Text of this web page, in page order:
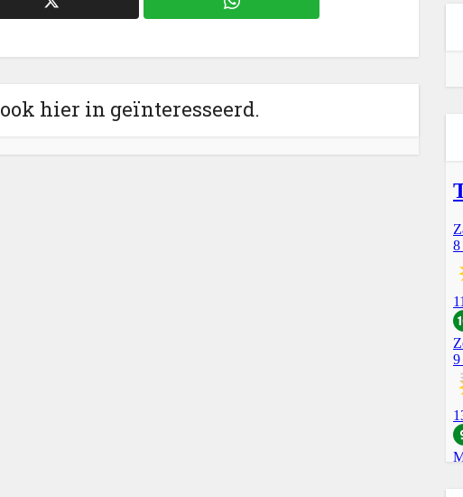
hier in geïnteresseerd.